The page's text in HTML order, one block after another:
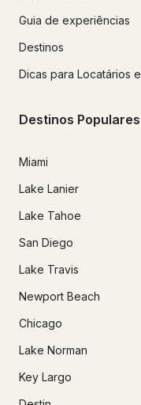
Guia de experiências
Destinos
Dicas para Locatários
Destinos Populares
Miami
Lake Lanier
Lake Tahoe
San Diego
Lake Travis
Newport Beach
Chicago
Lake Norman
Key Largo